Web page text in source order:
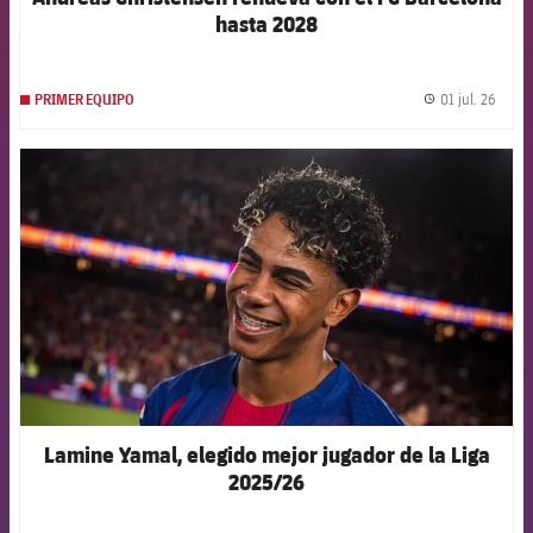
hasta 2028
PRIMER EQUIPO 01 jul. 26
FCB Barcelona badge
Lamine Yamal, elegido mejor jugador de la Liga
2025/26